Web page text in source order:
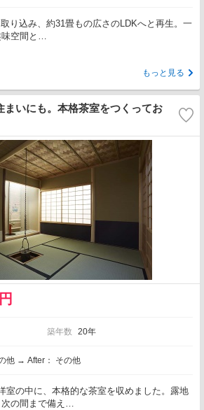
り込み、約31畳もの広さのLDKへと再生。一
空間と…
もっと見る
まいにも。本格茶室をつくってお
築年数 20年
他 → After： その他
室の中に、本格的な茶室を収めました。露地
の間まで備え…